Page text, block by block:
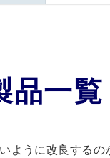
品一覧
うに改良する